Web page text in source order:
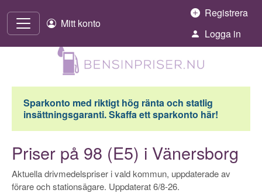
Mitt konto
Registrera
Logga in
Sparkonto med riktigt hög ränta och statlig
insättningsgaranti. Skaffa ett sparkonto här!
Priser på 98 (E5) i Vänersborg
Aktuella drivmedelspriser i vald kommun, uppdaterade av
förare och stationsägare. Uppdaterat 6/8-26.